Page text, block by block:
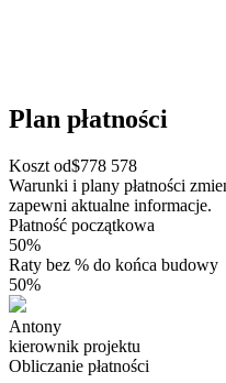
Plan płatności
Koszt od$778 578
Warunki i plany płatności
zapewni aktualne informacje.
Płatność początkowa
50%
Raty bez % do końca budowy
50%
Antony
kierownik projektu
Obliczanie płatności